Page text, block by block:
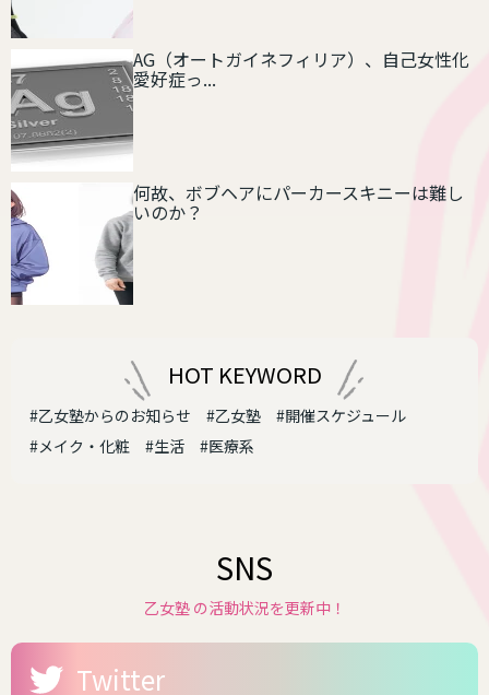
AG（オートガイネフィリア）、自己女性化
愛好症っ...
何故、ボブヘアにパーカースキニーは難し
いのか？
HOT KEYWORD
#乙女塾からのお知らせ #乙女塾
#開催スケジュール
#メイク・化粧
#生活 #医療系
SNS
乙女塾 の活動状況を更新中！
Twitter